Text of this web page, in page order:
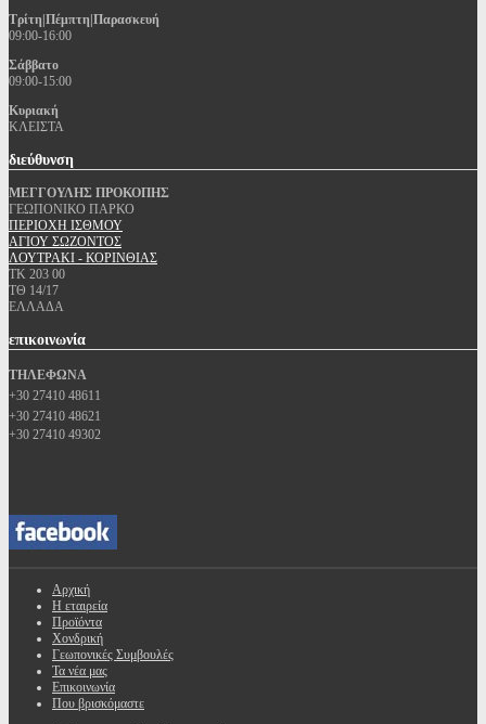
Τρίτη|Πέμπτη|Παρασκευή
09:00-16:00
Σάββατο
09:00-15:00
Κυριακή
ΚΛΕΙΣΤΑ
διεύθυνση
ΜΕΓΓΟΥΛΗΣ ΠΡΟΚΟΠΗΣ
ΓΕΩΠΟΝΙΚΟ ΠΑΡΚΟ
ΠΕΡΙΟΧΗ ΙΣΘΜΟΥ
ΑΓΙΟΥ ΣΩΖΟΝΤΟΣ
ΛΟΥΤΡΑΚΙ - ΚΟΡΙΝΘΙΑΣ
ΤΚ 203 00
ΤΘ 14/17
ΕΛΛΑΔΑ
επικοινωνία
ΤΗΛΕΦΩΝΑ
+30 27410 48611
+30 27410 48621
+30 27410 49302
Αρχική
Η εταιρεία
Προϊόντα
Χονδρική
Γεωπονικές Συμβουλές
Τα νέα μας
Επικοινωνία
Που βρισκόμαστε